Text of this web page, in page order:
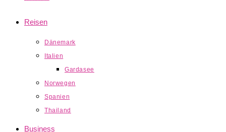
Reisen
Dänemark
Italien
Gardasee
Norwegen
Spanien
Thailand
Business